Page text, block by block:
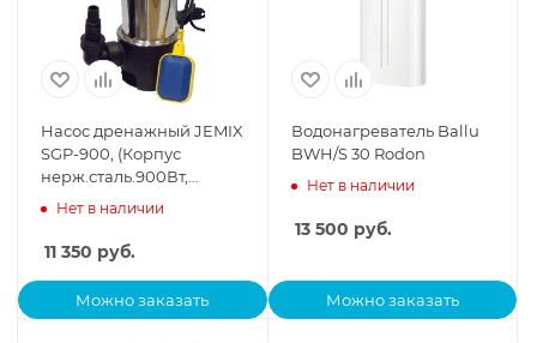
Насос дренажный JEMIX
SGP-900, (Корпус
нерж.сталь.900Вт,
макс.подъем 9м,
Нет в наличии
11 350 руб.
Можно заказать
Водонагреватель Ballu
BWH/S 30 Rodon
Нет в наличии
13 500 руб.
Можно заказать